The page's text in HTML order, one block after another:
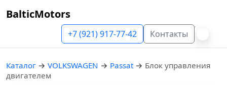
BalticMotors
+7 (921) 917-77-42 Контакты
Каталог → VOLKSWAGEN → Passat → Блок управления
двигателем